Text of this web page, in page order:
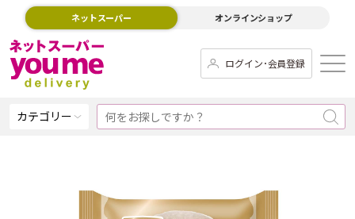
ネットスーパー オンラインショップ
ログイン･会員登録
カテゴリー